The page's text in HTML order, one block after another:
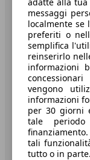
Benvenuti su
Società
A proposito
Stampa
Media
Condizioni
Informazioni
messaggi
localmente se
preferiti o
semplifica
reinserirlo
informazioni
vengono
informazioni
per 30 giorni
tale
tali
tutto o in parte.